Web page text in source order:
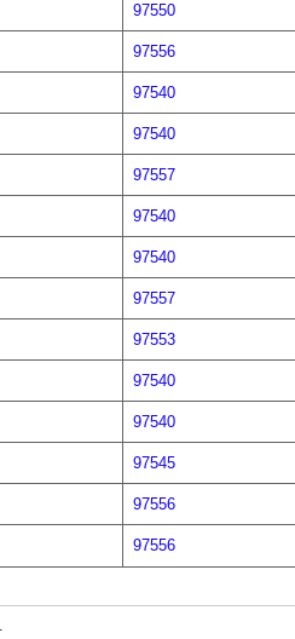
97550
97556
97540
97540
97557
97540
97540
97557
97553
97540
97540
97545
97556
97556